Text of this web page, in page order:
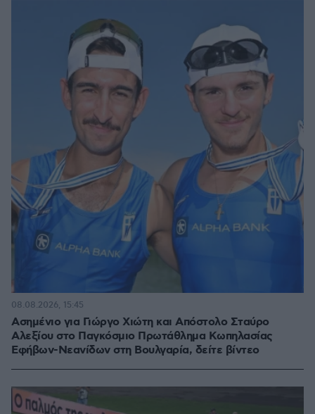
Ασημένιο για Γιώργο Χιώτη και Απόστολο Σταύρο
Αλεξίου στο Παγκόσμιο Πρωτάθλημα Κωπηλασίας
Εφήβων-Νεανίδων στη Βουλγαρία, δείτε βίντεο
08.08.2026, 15:45